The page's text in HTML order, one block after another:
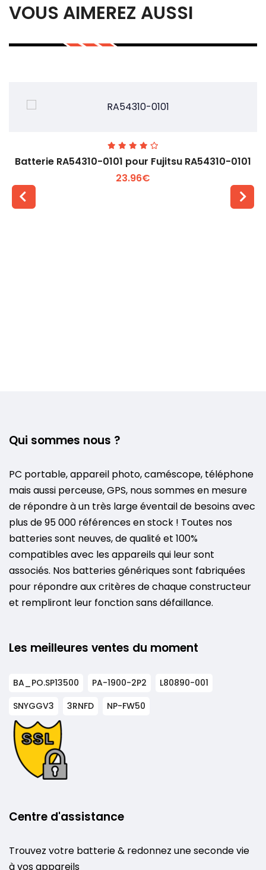
VOUS AIMEREZ AUSSI
Batterie RA54310-0101 pour Fujitsu RA54310-0101
23.96€
Qui sommes nous ?
PC portable, appareil photo, caméscope, téléphone
mais aussi perceuse, GPS, nous sommes en mesure
de répondre à un très large éventail de besoins avec
plus de 95 000 références en stock ! Toutes nos
batteries sont neuves, de qualité et 100%
compatibles avec les appareils qui leur sont
associés. Nos batteries génériques sont fabriquées
pour répondre aux critères de chaque constructeur
et rempliront leur fonction sans défaillance.
Les meilleures ventes du moment
BA_PO.SP13500 PA-1900-2P2
L80890-001
SNYGGV3
3RNFD NP-FW50
Centre d'assistance
Trouvez votre batterie & redonnez une seconde vie
à vos appareils